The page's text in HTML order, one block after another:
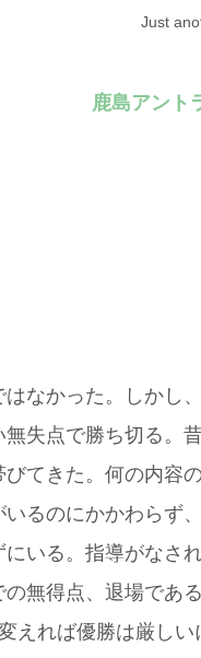
Just
鹿島アント
なかった。しかし
失点で勝ち切る。
てきた。何の内容
るのにかかわらず
いる。指導がなさ
無得点、退場であ
えれば優勝は厳しい